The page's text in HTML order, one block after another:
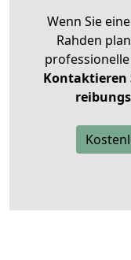
Wenn Sie
Rahden
Kontaktieren